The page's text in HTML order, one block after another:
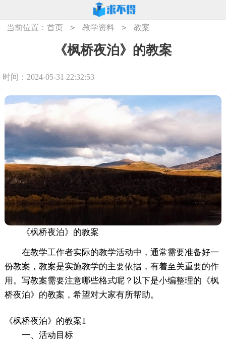
当前位置：首页 > 教学资料 > 教案
《枫桥夜泊》的教案
时间：2024-05-31 22:32:53
《枫桥夜泊》的教案
在教学工作者实际的教学活动中，通常需要准备好一
份教案，教案是实施教学的主要依据，有着至关重要的作
用。写教案需要注意哪些格式呢？以下是小编整理的《枫
桥夜泊》的教案，希望对大家有所帮助。
《枫桥夜泊》的教案1
一、活动目标